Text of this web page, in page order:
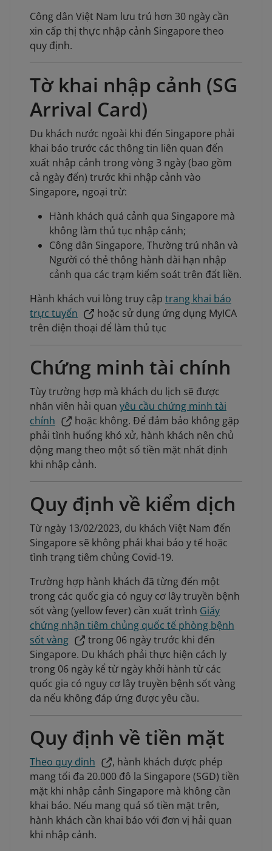
Công dân Việt Nam lưu trú hơn 30 ngày cần
xin cấp thị thực nhập cảnh Singapore theo
quy định.
Tờ khai nhập cảnh (SG
Arrival Card)
Du khách nước ngoài khi đến Singapore phải
khai báo trước các thông tin liên quan đến
xuất nhập cảnh trong vòng 3 ngày (bao gồm
cả ngày đến) trước khi nhập cảnh vào
Singapore, ngoại trừ:
Hành khách quá cảnh qua Singapore mà
không làm thủ tục nhập cảnh;
Công dân Singapore, Thường trú nhân và
Người có thẻ thông hành dài hạn nhập
cảnh qua các trạm kiểm soát trên đất liền.
Hành khách vui lòng truy cập trang khai báo
trực tuyến
hoặc sử dụng ứng dụng MyICA
trên điện thoại để làm thủ tục
Chứng minh tài chính
Tùy trường hợp mà khách du lịch sẽ được
nhân viên hải quan yêu cầu chứng minh tài
chính
hoặc không. Để đảm bảo không gặp
phải tình huống khó xử, hành khách nên chủ
động mang theo một số tiền mặt nhất định
khi nhập cảnh.
Quy định về kiểm dịch
Từ ngày 13/02/2023, du khách Việt Nam đến
Singapore sẽ không phải khai báo y tế hoặc
tình trạng tiêm chủng Covid-19.
Trường hợp hành khách đã từng đến một
trong các quốc gia có nguy cơ lây truyền bệnh
sốt vàng (yellow fever) cần xuất trình Giấy
chứng nhận tiêm chủng quốc tế phòng bệnh
sốt vàng
trong 06 ngày trước khi đến
Singapore. Du khách phải thực hiện cách ly
trong 06 ngày kể từ ngày khởi hành từ các
quốc gia có nguy cơ lây truyền bệnh sốt vàng
da nếu không đáp ứng được yêu cầu.
Quy định về tiền mặt
Theo quy định
, hành khách được phép
mang tối đa 20.000 đô la Singapore (SGD) tiền
mặt khi nhập cảnh Singapore mà không cần
khai báo. Nếu mang quá số tiền mặt trên,
hành khách cần khai báo với đơn vị hải quan
khi nhập cảnh.